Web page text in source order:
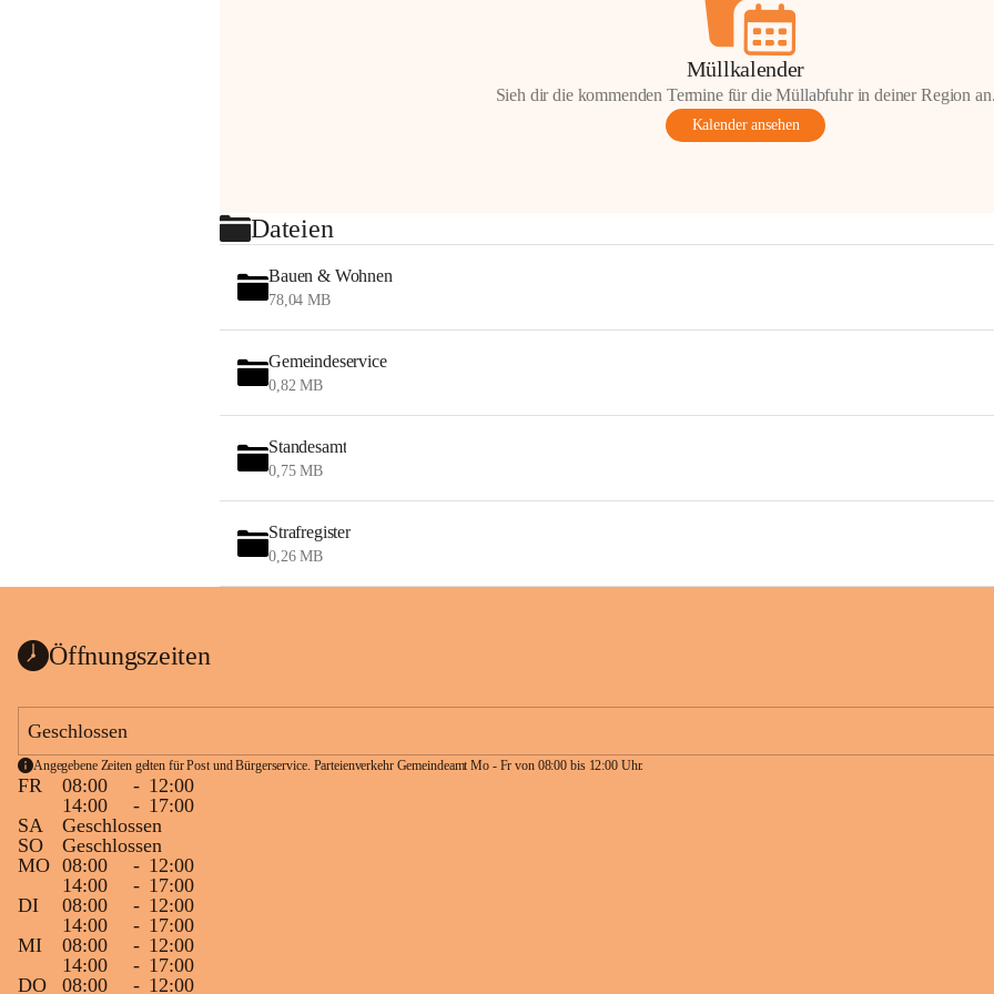
Müllkalender
Sieh dir die kommenden Termine für die Müllabfuhr in deiner Region
Kalender ansehen
Dateien
Bauen & Wohnen
78,04 MB
Gemeindeservice
0,82 MB
Standesamt
0,75 MB
Strafregister
0,26 MB
Öffnungszeiten
Geschlossen
Angegebene Zeiten gelten für Post und Bürgerservice. Parteienverkehr Gemeindeamt Mo - Fr von 08:00 bis 12:00 Uhr.
FR 08:00 - 12:00
14:00
- 17:00
SA
Geschlossen
SO
Geschlossen
MO 08:00 - 12:00
14:00
- 17:00
DI
08:00 - 12:00
14:00
- 17:00
MI
08:00 - 12:00
14:00
- 17:00
DO
08:00 - 12:00